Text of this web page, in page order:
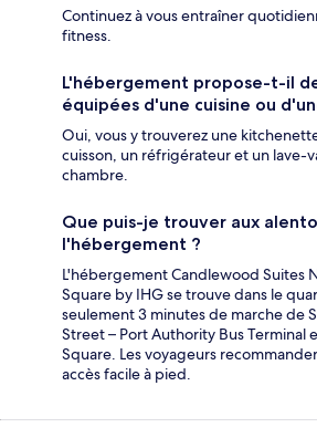
Continuez à vous entraîner
fitness.
L'hébergement propose-t-il
équipées d'une cuisine ou
Oui, vous y trouverez une
cuisson, un réfrigérateur et un lave-
chambre.
Que puis-je trouver aux
l'hébergement ?
L'hébergement Candlewood Suites
Square by IHG se trouve dans le
seulement 3 minutes de marche de
Street – Port Authority Bus Terminal
Square. Les voyageurs
accès facile à pied.